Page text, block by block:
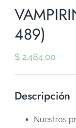
489)
$ 2.484,00
Descripción
Nuestros